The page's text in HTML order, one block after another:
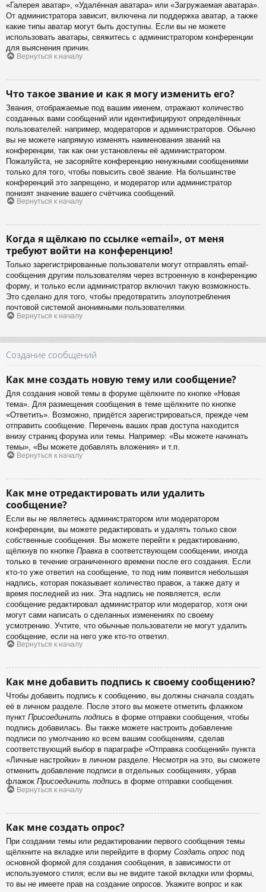
«Галерея аватар», «Удалённая аватара» или «Загружаемая аватара».
От администратора зависит, включена ли поддержка аватар, а также
какие типы аватар могут быть доступны. Если вы не можете
использовать аватары, свяжитесь с администратором конференции
для выяснения причин.
Вернуться к началу
Что такое звание и как я могу изменить его?
Звания, отображаемые под вашим именем, отражают количество
созданных вами сообщений или идентифицируют определённых
пользователей: например, модераторов и администраторов. Обычно
вы не можете напрямую изменять наименования званий на
конференции, так как они установлены её администратором.
Пожалуйста, не засоряйте конференцию ненужными сообщениями
только для того, чтобы повысить своё звание. На большинстве
конференций это запрещено, и модератор или администратор
понизят значение вашего счётчика сообщений.
Вернуться к началу
Когда я щёлкаю по ссылке «email», от меня
требуют войти на конференцию!
Только зарегистрированные пользователи могут отправлять email-
сообщения другим пользователям через встроенную в конференцию
форму, и только если администратор включил такую возможность.
Это сделано для того, чтобы предотвратить злоупотребления
почтовой системой анонимными пользователями.
Вернуться к началу
Создание сообщений
Как мне создать новую тему или сообщение?
Для создания новой темы в форуме щёлкните по кнопке «Новая
тема». Для размещения сообщения в теме щёлкните по кнопке
«Ответить». Возможно, придётся зарегистрироваться, прежде чем
отправить сообщение. Перечень ваших прав доступа находится
внизу страниц форума или темы. Например: «Вы можете начинать
темы», «Вы можете добавлять вложения» и т.п.
Вернуться к началу
Как мне отредактировать или удалить
сообщение?
Если вы не являетесь администратором или модератором
конференции, вы можете редактировать и удалять только свои
собственные сообщения. Вы можете перейти к редактированию,
щёлкнув по кнопке Правка в соответствующем сообщении, иногда
только в течение ограниченного времени после его создания. Если
кто-то уже ответил на сообщение, то под ним появится небольшая
надпись, которая показывает количество правок, а также дату и
время последней из них. Эта надпись не появляется, если
сообщение редактировал администратор или модератор, хотя они
могут сами написать о сделанных изменениях по своему
усмотрению. Учтите, что обычные пользователи не могут удалить
сообщение, если на него уже кто-то ответил.
Вернуться к началу
Как мне добавить подпись к своему сообщению?
Чтобы добавить подпись к сообщению, вы должны сначала создать
её в личном разделе. После этого вы можете отметить флажком
пункт Присоединить подпись в форме отправки сообщения, чтобы
подпись добавилась. Вы также можете настроить добавление
подписи по умолчанию ко всем вашим сообщениям, сделав
соответствующий выбор в параграфе «Отправка сообщений» пункта
«Личные настройки» в личном разделе. Несмотря на это, вы сможете
отменить добавление подписи в отдельных сообщениях, убрав
флажок Присоединить подпись в форме отправки сообщения.
Вернуться к началу
Как мне создать опрос?
При создании темы или редактировании первого сообщения темы
щёлкните на вкладке или перейдите в форму Создать опрос под
основной формой для создания сообщения, в зависимости от
используемого стиля; если вы не видите такой вкладки или формы,
то вы не имеете прав на создание опросов. Укажите вопрос и как